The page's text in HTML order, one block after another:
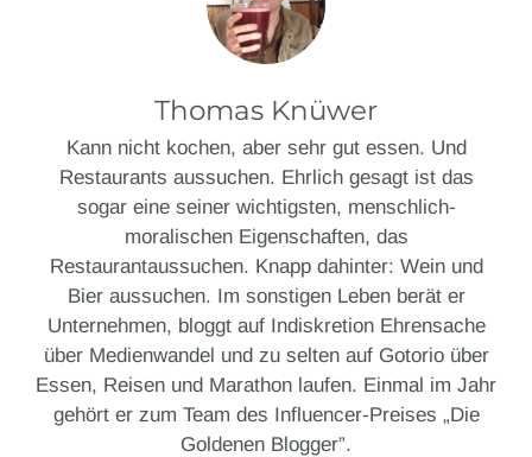
Thomas Knüwer
Kann nicht kochen, aber sehr gut essen. Und
Restaurants aussuchen. Ehrlich gesagt ist das
sogar eine seiner wichtigsten, menschlich-
moralischen Eigenschaften, das
Restaurantaussuchen. Knapp dahinter: Wein und
Bier aussuchen. Im sonstigen Leben berät er
Unternehmen, bloggt auf Indiskretion Ehrensache
über Medienwandel und zu selten auf Gotorio über
Essen, Reisen und Marathon laufen. Einmal im Jahr
gehört er zum Team des Influencer-Preises „Die
Goldenen Blogger”.